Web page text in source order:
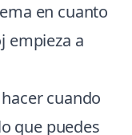
en cuanto
empieza a
cuando
que puedes